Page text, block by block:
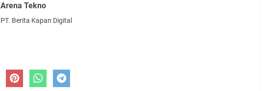
Arena Tekno
PT. Berita Kapan Digital